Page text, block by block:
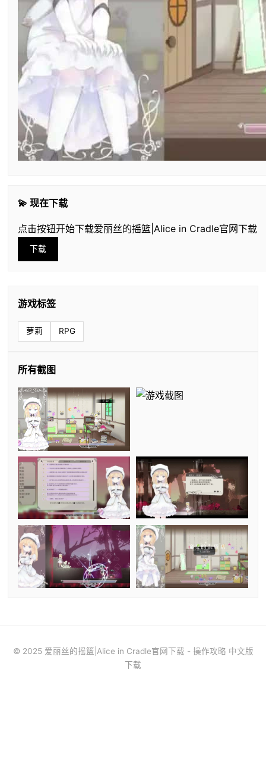
💫 现在下载
点击按钮开始下载爱丽丝的摇篮|Alice in Cradle官网下载
下载
游戏标签
萝莉 RPG
所有截图
© 2025 爱丽丝的摇篮|Alice in Cradle官网下载 - 操作攻略 中文版
下载